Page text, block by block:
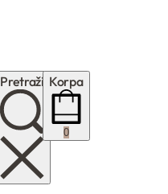
Pretraži Korpa
0